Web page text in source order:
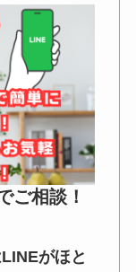
ご相談！
がほと